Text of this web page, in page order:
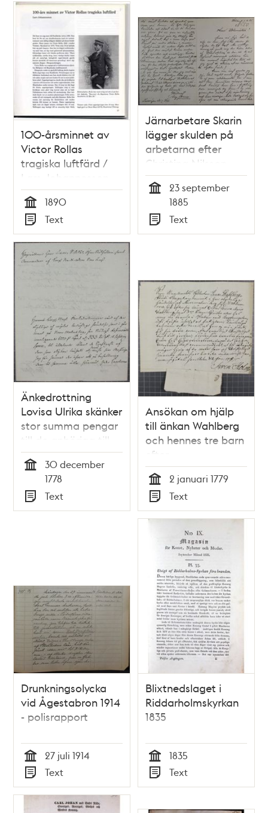
100-årsminnet av
Victor Rollas
tragiska luftfärd /
Lars Johannesson
Tid
1890
Typ
Text
Järnarbetare Skarin
lägger skulden på
arbetarna efter
Christina Nilsson-
olyckan
23 september
1885
Typ
Text
Änkedrottning
Lovisa Ulrika skänker
stor summa pengar
till de anhöriga till
offren vid
Norrmalmstorgsolyckan
den 30 december
1778
30 december
1778
Typ
Text
Ansökan om hjälp
till änkan Wahlberg
och hennes tre barn
efter
Norrmalmstorgsolyckan
1778
Tid
2 januari 1779
Typ
Text
Drunkningsolycka
vid Ågestabron 1914
- polisrapport
Tid
27 juli 1914
Typ
Text
Blixtnedslaget i
Riddarholmskyrkan
1835
Tid
1835
Typ
Text